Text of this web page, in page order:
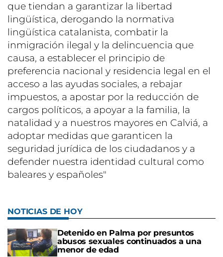
que tiendan a garantizar la libertad
lingüística, derogando la normativa
lingüística catalanista, combatir la
inmigración ilegal y la delincuencia que
causa, a establecer el principio de
preferencia nacional y residencia legal en el
acceso a las ayudas sociales, a rebajar
impuestos, a apostar por la reducción de
cargos políticos, a apoyar a la familia, la
natalidad y a nuestros mayores en Calviá, a
adoptar medidas que garanticen la
seguridad jurídica de los ciudadanos y a
defender nuestra identidad cultural como
baleares y españoles"
NOTICIAS DE HOY
Detenido en Palma por presuntos
abusos sexuales continuados a una
menor de edad